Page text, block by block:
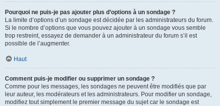
Pourquoi ne puis-je pas ajouter plus d’options à un sondage ?
La limite d’options d’un sondage est décidée par les administrateurs du forum.
Si le nombre d’options que vous pouvez ajouter à un sondage vous semble
trop restreint, essayez de demander à un administrateur du forum s’il est
possible de l’augmenter.
Haut
Comment puis-je modifier ou supprimer un sondage ?
Comme pour les messages, les sondages ne peuvent être modifiés que par
leur auteur, les modérateurs et les administrateurs. Pour modifier un sondage,
modifiez tout simplement le premier message du sujet car le sondage est